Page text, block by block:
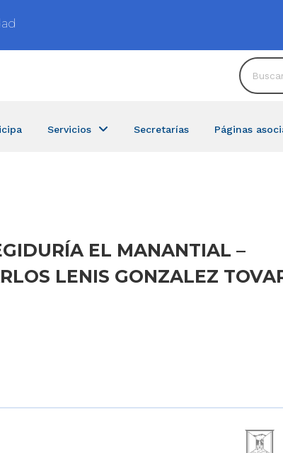
Servicios Secretarías Páginas
EL MANANTIAL –
LENIS GONZALEZ